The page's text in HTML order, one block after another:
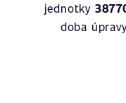
jednotky
doba